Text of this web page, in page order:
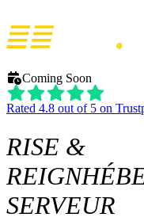
Coming Soon
Rated 4.8 out of 5 on
RISE &
REIGN
SERVEUR